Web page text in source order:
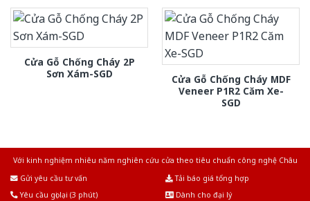
Cửa Gỗ Chống Cháy 2P
Sơn Xám-SGD
Cửa Gỗ Chống Cháy MDF
Veneer P1R2 Căm Xe-
SGD
Với kinh nghiệm nhiêu năm nghiên cứu cửa theo tiêu chuẩn công nghệ Châu
Gửi yêu cầu tư vấn
Tải báo giá tổng hợp
Yêu cầu gọi lại (3 phút)
Dành cho đại lý